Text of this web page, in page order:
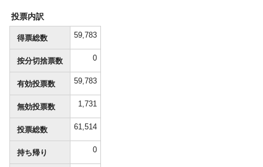
投票内訳
得票総数 59,783
按分切捨票数 0
有効投票数 59,783
無効投票数 1,731
投票総数 61,514
持ち帰り 0